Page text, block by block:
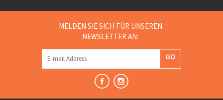
MELDEN SIE SICH FÜR UNSEREN
NEWSLETTER AN:
GO